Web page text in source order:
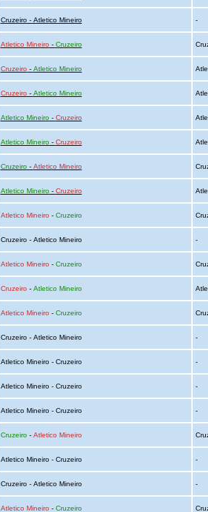
Cruzeiro - Atletico Mineiro -
Atletico Mineiro - Cruzeiro
Cruzeiro - Atletico Mineiro
Cruzeiro - Atletico Mineiro
Atletico Mineiro- Cruzeiro
Atletico Mineiro- Cruzeiro
Cruzeiro- Atletico Mineiro
Atletico Mineiro- Cruzeiro
Atletico Mineiro - Cruzeiro
Cruzeiro - Atletico Mineiro -
Atletico Mineiro - Cruzeiro
Cruzeiro - Atletico Mineiro
Atletico Mineiro - Cruzeiro
Cruzeiro - Atletico Mineiro -
Atletico Mineiro - Cruzeiro -
Atletico Mineiro - Cruzeiro -
Atletico Mineiro - Cruzeiro -
Cruzeiro- Atletico Mineiro
Atletico Mineiro - Cruzeiro -
Cruzeiro - Atletico Mineiro -
Atletico Mineiro - Cruzeiro